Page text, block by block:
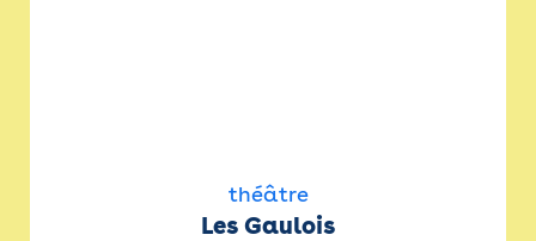
théâtre
Les Gaulois